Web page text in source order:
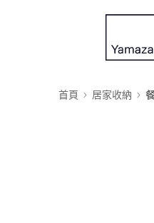
首頁 居家收納